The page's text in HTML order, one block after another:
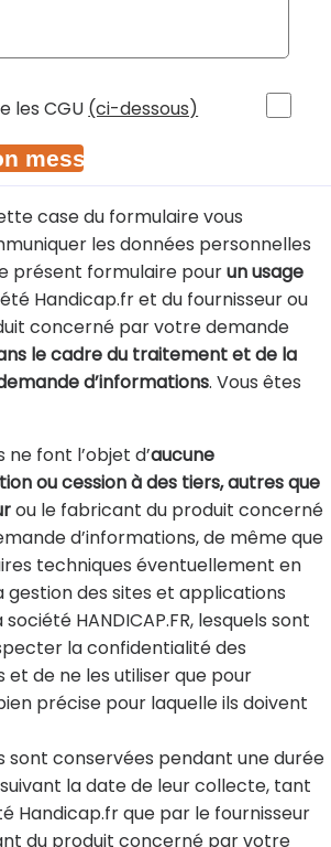
les CGU (ci-dessous)
case du formulaire vous
les données personnelles
présent formulaire pourun usage
Handicap.fr et du fournisseur ou
concerné par votre demande
le cadre du traitement et de la
d’informations. Vous êtes
font l’objet d’aucune
ou cession à des tiers, autres que
ou le fabricant du produit concerné
d’informations, de même que
techniques éventuellement en
gestion des sites et applications
HANDICAP.FR, lesquels sont
la confidentialité des
et de ne les utiliser que pour
précise pour laquelle ils doivent
sont conservées pendant une durée
la date de leur collecte, tant
Handicap.fr que par le fournisseur
du produit concerné par votre